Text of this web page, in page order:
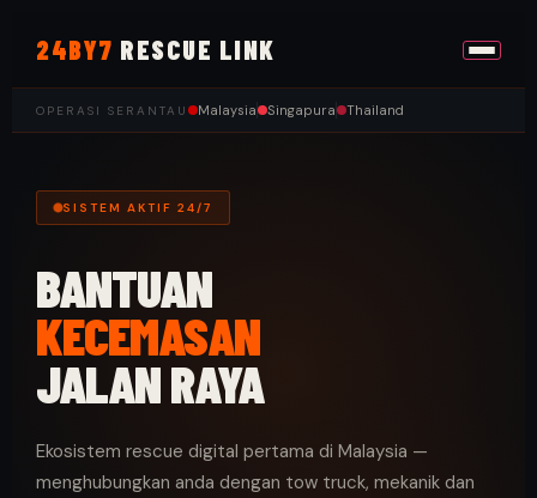
24BY7 RESCUE LINK
OPERASI SERANTAU Malaysia Singapura Thailand
SISTEM AKTIF 24/7
BANTUAN
KECEMASAN
JALAN RAYA
Ekosistem rescue digital pertama di Malaysia —
menghubungkan anda dengan tow truck, mekanik dan